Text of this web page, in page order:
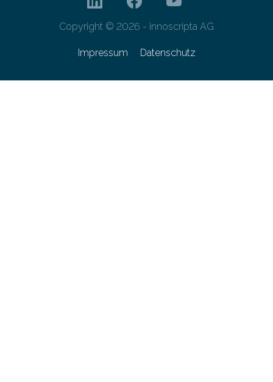
Copyright © 2026 - innoscripta AG
Impressum Datenschutz